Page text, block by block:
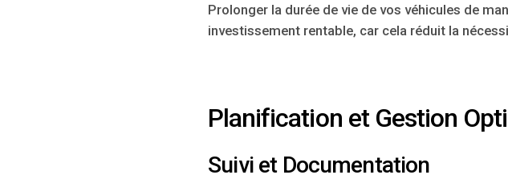
Prolonger la durée de vie de vos véhicules de
investissement rentable, car cela réduit la
Planification et Gestion
Suivi et Documentation